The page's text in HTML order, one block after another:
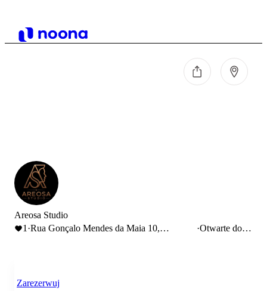
Areosa Studio
1 ·Rua Gonçalo Mendes da Maia 10,
·Otwarte do
Zarezerwuj